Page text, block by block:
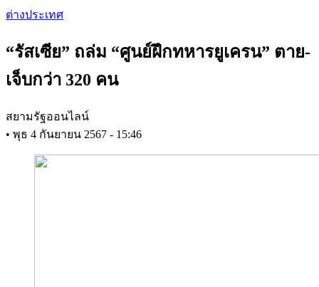
Skip
content
ต่างประเทศ
“รัสเซีย” ถล่ม “ศูนย์ฝึกทหารยูเครน” ตาย-
เจ็บกว่า 320 คน
สยามรัฐออนไลน์
• พุธ 4 กันยายน 2567 - 15:46